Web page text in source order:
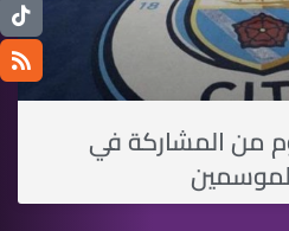
من المشاركة في
لموسمين